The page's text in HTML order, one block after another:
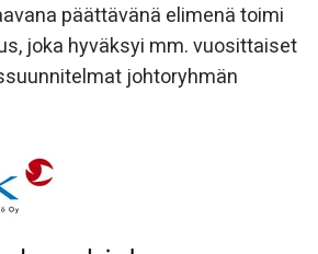
päättävänä elimenä toimi
joka hyväksyi mm. vuosittaiset
johtoryhmän